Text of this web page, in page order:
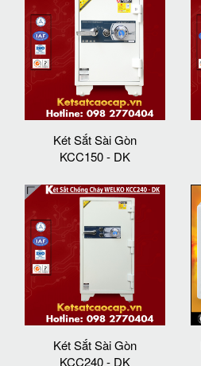
Két Sắt Sài Gòn
KCC150 - DK
Két Sắt Sài Gòn
KCC240 - DK